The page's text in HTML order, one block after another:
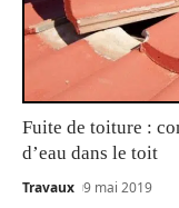
Fuite de toiture :
d’eau dans le toit
Travaux 9 mai 2019